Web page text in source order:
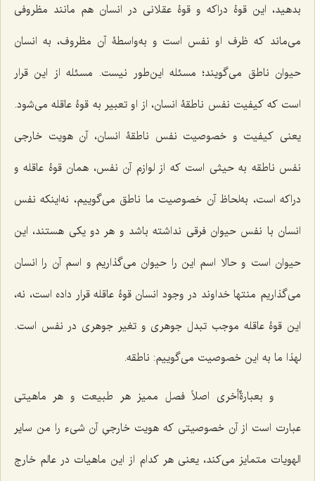
بدهید، این قوۀ دراکه و قوۀ عقلانى در انسان هم مانند مظروفى
مى‌ماند که ظرف او نفس است و به‌واسطۀ آن مظروف، به انسان‌
حیوان ناطق مى‌گویند؛ مسئله این‌طور نیست. مسئله از این قرار
است که کیفیت نفس ناطقۀ انسان، از او تعبیر به قوۀ عاقله مى‌شود.
یعنى کیفیت و خصوصیت نفس ناطقۀ انسان، آن هویت خارجى
نفس ناطقه به حیثى است که از لوازم آن نفس، همان قوۀ عاقله و
دراکه است، به‌لحاظ آن خصوصیت ما ناطق می‌گوییم، نه‌اینکه نفس
انسان با نفس حیوان فرقى نداشته باشد و هر دو یکى هستند، این
حیوان است و حالا اسم این را حیوان مى‌گذاریم و اسم آن را انسان
مى‌گذاریم منتها خداوند در وجود انسان قوۀ عاقله قرار داده است، نه،
این قوۀ عاقله موجب تبدل جوهرى و تغیر جوهرى در نفس است.
لهذا ما به این خصوصیت مى‌گوییم: ناطقه.
و بعبارةٌ‌أخرى اصلاً فصل ممیز هر طبیعت و هر ماهیتی
عبارت است از آن خصوصیتى که هویت خارجىِ آن شى‌ء را من سایر
الهویات متمایز مى‌کند، یعنى هر کدام از این ماهیات در عالم خارج